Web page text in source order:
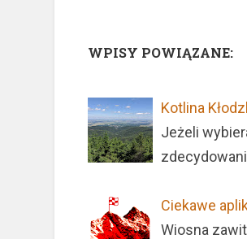
WPISY POWIĄZANE:
Kotlina
Jeżeli
Ciekawe
Wiosna